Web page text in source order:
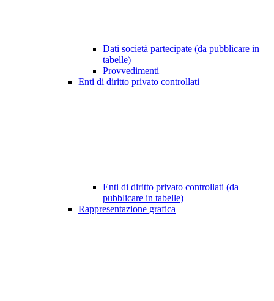
Dati società partecipate (da pubblicare in
tabelle)
Provvedimenti
Enti di diritto privato controllati
Enti di diritto privato controllati (da
pubblicare in tabelle)
Rappresentazione grafica